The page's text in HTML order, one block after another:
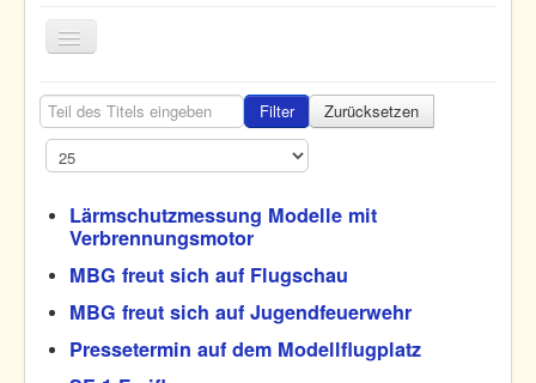
Toggle
Navigation
Home
Termine
Fliegen
Nachwuchs
Home Termin
Teil des Titels eingeben Filter
Zurücksetzen
Anzeige #
Lärmschutzmessung Modelle mit
Verbrennungsmotor
MBG freut sich auf Flugschau
MBG freut sich auf Jugendfeuerwehr
Pressetermin auf dem Modellflugplatz